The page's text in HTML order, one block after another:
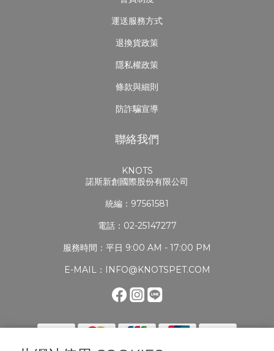
運送服務方式
退換貨政策
隱私權政策
條款與細則
防詐騙宣導
聯絡我們
KNOTS
諾斯新創國際股份有限公司
統編：97561581
電話：02-25147277
服務時間：平日 9:00 AM - 17:00 PM
E-MAIL：INFO@KNOTSPET.COM